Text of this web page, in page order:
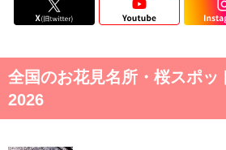
全国のお花見名所・桜スポッ
2026